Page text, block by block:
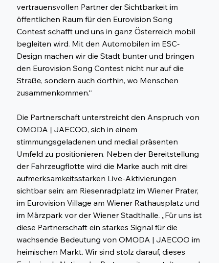
vertrauensvollen Partner der Sichtbarkeit im
öffentlichen Raum für den Eurovision Song
Contest schafft und uns in ganz Österreich mobil
begleiten wird. Mit den Automobilen im ESC-
Design machen wir die Stadt bunter und bringen
den Eurovision Song Contest nicht nur auf die
Straße, sondern auch dorthin, wo Menschen
zusammenkommen.“
Die Partnerschaft unterstreicht den Anspruch von
OMODA | JAECOO, sich in einem
stimmungsgeladenen und medial präsenten
Umfeld zu positionieren. Neben der Bereitstellung
der Fahrzeugflotte wird die Marke auch mit drei
aufmerksamkeitsstarken Live-Aktivierungen
sichtbar sein: am Riesenradplatz im Wiener Prater,
im Eurovision Village am Wiener Rathausplatz und
im Märzpark vor der Wiener Stadthalle. „Für uns ist
diese Partnerschaft ein starkes Signal für die
wachsende Bedeutung von OMODA | JAECOO im
heimischen Markt. Wir sind stolz darauf, dieses